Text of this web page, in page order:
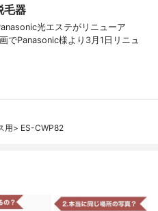
毛器
光エステがリニューア
でPanasonic⁡様より3月1日リニュ
用> ES-CWP82